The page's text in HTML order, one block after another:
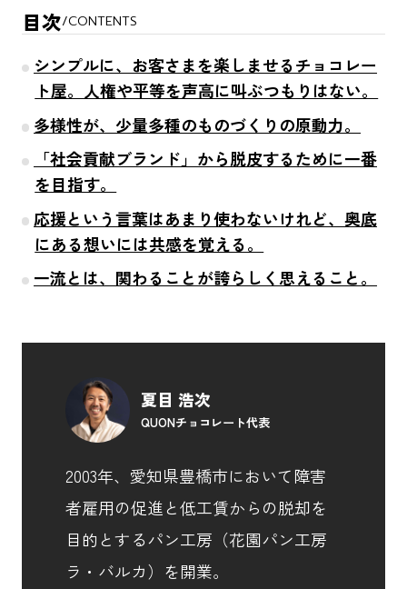
目次/CONTENTS
シンプルに、お客さまを楽しませるチョコレー
ト屋。人権や平等を声高に叫ぶつもりはない。
多様性が、少量多種のものづくりの原動力。
「社会貢献ブランド」から脱皮するために一番
を目指す。
応援という言葉はあまり使わないけれど、奥底
にある想いには共感を覚える。
一流とは、関わることが誇らしく思えること。
夏目 浩次
QUONチョコレート代表
2003年、愛知県豊橋市において障害
者雇用の促進と低工賃からの脱却を
目的とするパン工房（花園パン工房
ラ・バルカ）を開業。